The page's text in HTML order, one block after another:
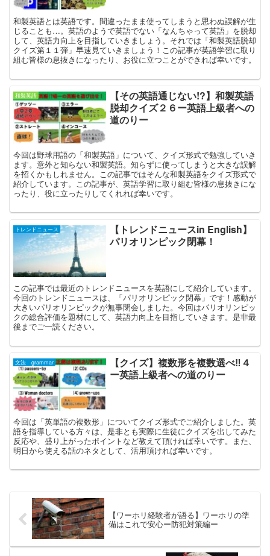
和製英語とは英語です。間違ったまま使ってしまうと思わぬ誤解が生
じることも…。英語のようで英語でない「なんちゃって英語」を脱却
して、英語力向上を目指していきましょう。それでは「和製英語脱却
クイズ第１１弾」早速見ていきましょう！この記事が英語学習に取り
組む皆様の息抜きになったり、お役に立つことができれば幸いです。
和製英語
【その英語通じない!?】和製英語
脱却クイズ２６ー英語上級者への
道のりー
今回は野球用語の「和製英語」について、クイズ形式で勉強していき
ます。意外と知らない和製英語。知らずに使ってしまうと大きな誤解
を招くかもしれません。この記事ではそんな和製英語をクイズ形式で
紹介しています。この記事が、英語学習に取り組む皆様の息抜きにな
ったり、役に立ったりしてくれれば幸いです。
トレンドニュース
【トレンドニュースin English】
パリオリンピック閉幕！
この記事では最近のトレンドニュースを英語にして紹介しています。
今回のトレンドニュースは、「パリオリンピック閉幕」です！感動が
大きいパリオリンピックが無事閉会しました。今回はパリオリンピッ
クの総合評価を題材にして、英語力向上を目指していきます。是非最
後までご一読ください。
文法 grammar
【クイズ】複数形を複数選べ‼︎４
ー英語上級者への道のりー
今回は「英単語の複数形」についてクイズ形式でご紹介しました。英
語を指導している方々は、是非とも実際に生徒にクイズを出してみた
反応や、盛り上がったポイントなど教えて頂ければ幸いです。また、
明日から使える話のネタとして、活用頂ければ幸いです。
【ワーホリ経験者が語る】ワーホリの準
備はこれで安心ー防犯対策編ー